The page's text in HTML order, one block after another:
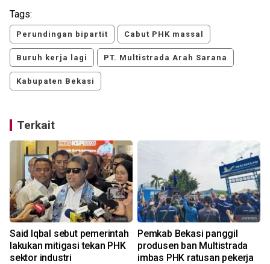
Tags:
Perundingan bipartit Cabut PHK massal
Buruh kerja lagi PT. Multistrada Arah Sarana
Kabupaten Bekasi
Terkait
Said Iqbal sebut pemerintah
lakukan mitigasi tekan PHK
sektor industri
Pemkab Bekasi panggil
produsen ban Multistrada
imbas PHK ratusan pekerja